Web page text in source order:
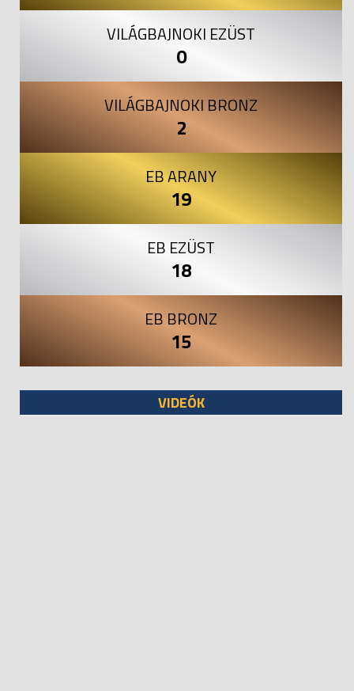
VILÁGBAJNOKI EZÜST
0
VILÁGBAJNOKI BRONZ
2
EB ARANY
19
EB EZÜST
18
EB BRONZ
15
VIDEÓK